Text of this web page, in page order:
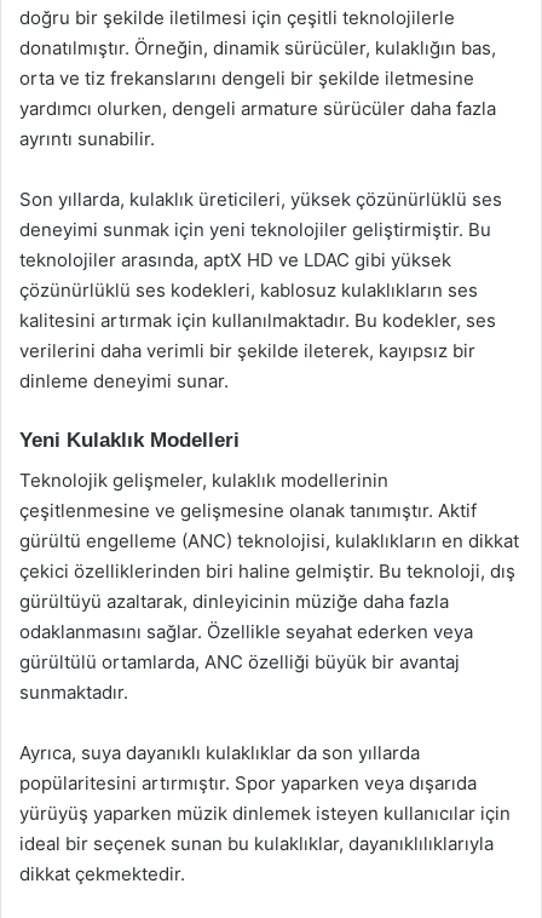
doğru bir şekilde iletilmesi için çeşitli teknolojilerle
donatılmıştır. Örneğin, dinamik sürücüler, kulaklığın bas,
orta ve tiz frekanslarını dengeli bir şekilde iletmesine
yardımcı olurken, dengeli armature sürücüler daha fazla
ayrıntı sunabilir.
Son yıllarda, kulaklık üreticileri, yüksek çözünürlüklü ses
deneyimi sunmak için yeni teknolojiler geliştirmiştir. Bu
teknolojiler arasında, aptX HD ve LDAC gibi yüksek
çözünürlüklü ses kodekleri, kablosuz kulaklıkların ses
kalitesini artırmak için kullanılmaktadır. Bu kodekler, ses
verilerini daha verimli bir şekilde ileterek, kayıpsız bir
dinleme deneyimi sunar.
Yeni Kulaklık Modelleri
Teknolojik gelişmeler, kulaklık modellerinin
çeşitlenmesine ve gelişmesine olanak tanımıştır. Aktif
gürültü engelleme (ANC) teknolojisi, kulaklıkların en dikkat
çekici özelliklerinden biri haline gelmiştir. Bu teknoloji, dış
gürültüyü azaltarak, dinleyicinin müziğe daha fazla
odaklanmasını sağlar. Özellikle seyahat ederken veya
gürültülü ortamlarda, ANC özelliği büyük bir avantaj
sunmaktadır.
Ayrıca, suya dayanıklı kulaklıklar da son yıllarda
popülaritesini artırmıştır. Spor yaparken veya dışarıda
yürüyüş yaparken müzik dinlemek isteyen kullanıcılar için
ideal bir seçenek sunan bu kulaklıklar, dayanıklılıklarıyla
dikkat çekmektedir.